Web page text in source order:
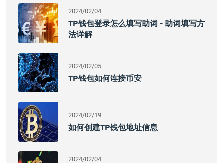
2024/02/04
TP钱包登录怎么填写助词 - 助词填写方
法详解
2024/02/05
TP钱包如何连接币安
2024/02/19
如何创建TP钱包地址信息
2024/02/04